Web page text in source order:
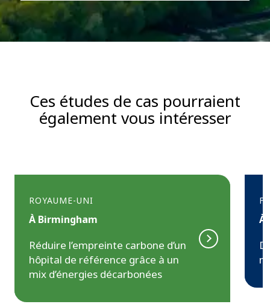
Ces études de cas pourraient
également vous intéresser
ROYAUME-UNI
À Birmingham
Réduire l’empreinte carbone d’un
hôpital de référence grâce à un
mix d’énergies décarbonées
À
é